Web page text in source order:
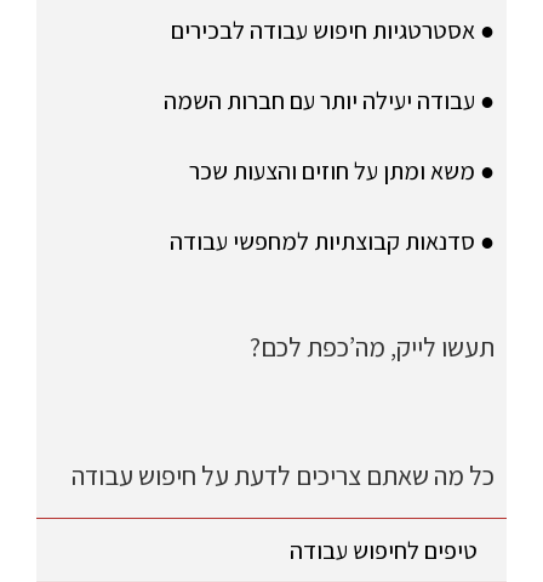
● אסטרטגיות חיפוש עבודה לבכירים
● עבודה יעילה יותר עם חברות השמה
● משא ומתן על חוזים והצעות שכר
● סדנאות קבוצתיות למחפשי עבודה
תעשו לייק, מה’כפת לכם?
כל מה שאתם צריכים לדעת על חיפוש עבודה
טיפים לחיפוש עבודה